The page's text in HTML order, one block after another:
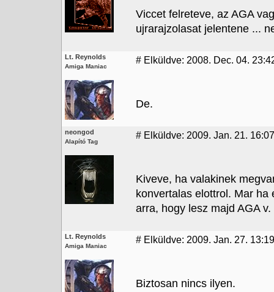
Viccet felreteve, az AGA
ujrarajzolasat jelentene ...
Lt. Reynolds
Amiga Maniac
# Elküldve: 2008. Dec. 04.
De.
neongod
Alapító Tag
# Elküldve: 2009. Jan. 21. 16:07
Kiveve, ha valakinek
konvertalas elottrol. Mar
arra, hogy lesz majd AGA
Lt. Reynolds
Amiga Maniac
# Elküldve: 2009. Jan. 27. 13:19
Biztosan nincs ilyen.